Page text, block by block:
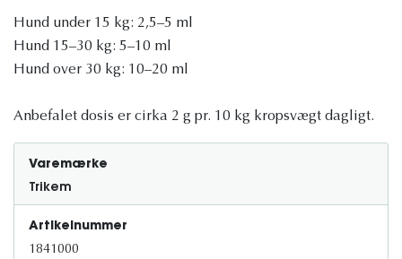
Hund under 15 kg: 2,5–5 ml
Hund 15–30 kg: 5–10 ml
Hund over 30 kg: 10–20 ml
Anbefalet dosis er cirka 2 g pr. 10 kg kropsvægt dagligt.
Varemærke
Trikem
Artikelnummer
1841000